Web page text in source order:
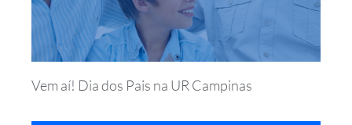
Vem aí! Dia dos Pais na UR Campinas